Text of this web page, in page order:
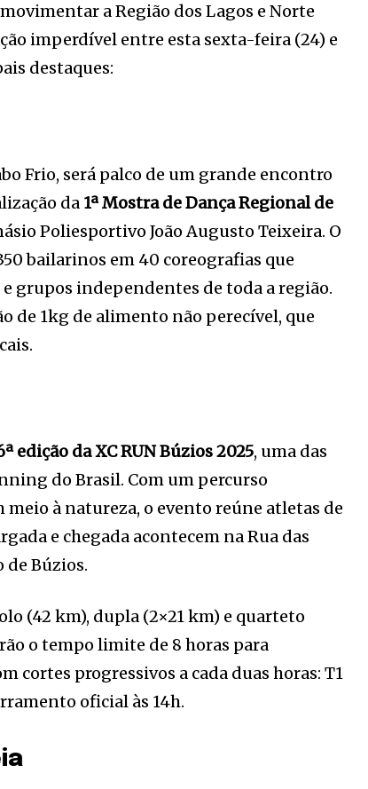
a Região dos Lagos e Norte
imperdível entre esta sexta-feira (24) e
destaques:
Frio, será palco de um grande encontro
da 1ª Mostra de Dança Regional de
Poliesportivo João Augusto Teixeira. O
bailarinos em 40 coreografias que
grupos independentes de toda a região.
de 1kg de alimento não perecível, que
edição da XC RUN Búzios 2025, uma das
do Brasil. Com um percurso
à natureza, o evento reúne atletas de
e chegada acontecem na Rua das
Búzios.
(42 km), dupla (2×21 km) e quarteto
o tempo limite de 8 horas para
cortes progressivos a cada duas horas: T1
oficial às 14h.